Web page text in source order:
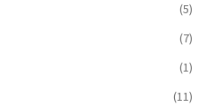
(5)
(7)
(1)
(11)